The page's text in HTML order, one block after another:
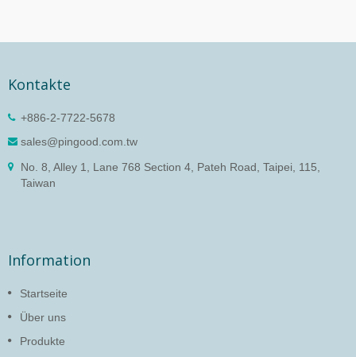
Kontakte
+886-2-7722-5678
sales@pingood.com.tw
No. 8, Alley 1, Lane 768 Section 4, Pateh Road, Taipei, 115,
Taiwan
Information
Startseite
Über uns
Produkte